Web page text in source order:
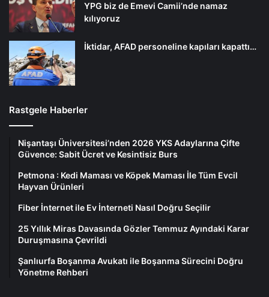
YPG biz de Emevi Camii’nde namaz
kılıyoruz
İktidar, AFAD personeline kapıları kapattı…
Rastgele Haberler
Nişantaşı Üniversitesi’nden 2026 YKS Adaylarına Çifte
Güvence: Sabit Ücret ve Kesintisiz Burs
Petmona : Kedi Maması ve Köpek Maması İle Tüm Evcil
Hayvan Ürünleri
Fiber İnternet ile Ev İnterneti Nasıl Doğru Seçilir
25 Yıllık Miras Davasında Gözler Temmuz Ayındaki Karar
Duruşmasına Çevrildi
Şanlıurfa Boşanma Avukatı ile Boşanma Sürecini Doğru
Yönetme Rehberi